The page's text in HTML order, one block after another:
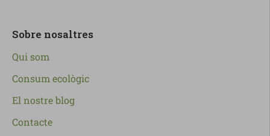
Sobre nosaltres
Qui som
Consum ecològic
El nostre blog
Contacte